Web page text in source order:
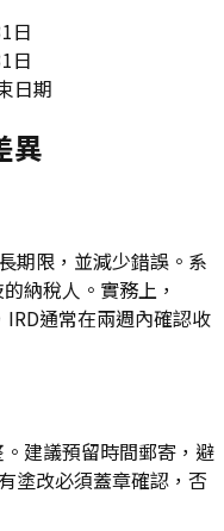
日
日
日期
異
期限，並減少錯誤。系
納稅人。實務上，
IRD通常在兩週內確認收
建議預留時間郵寄，避
塗改必須蓋章確認，否